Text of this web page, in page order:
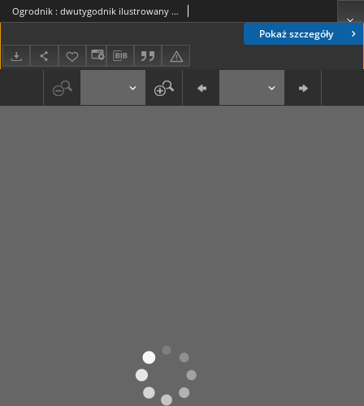
Pokaż szczegóły
Ogrodnik : dwutygodnik ilustrowany / red. Stefan Skawiński. R. 28, nr 9 (1 maja 1938)